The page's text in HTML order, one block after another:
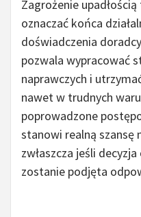
Zagrożenie
oznaczać końca
doświadczenia
pozwala wypracować
naprawczych i
nawet w trudnych
poprowadzone
stanowi realną szansę
zwłaszcza jeśli
zostanie podjęta